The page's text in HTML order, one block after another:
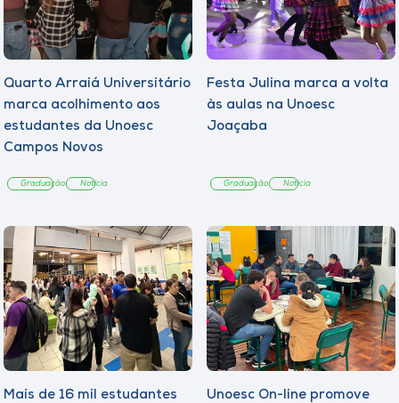
Quarto Arraiá Universitário
marca acolhimento aos
estudantes da Unoesc
Campos Novos
Graduação Notícia
Festa Julina marca a volta
às aulas na Unoesc
Joaçaba
Graduação Notícia
Mais de 16 mil estudantes
Unoesc On-line promove